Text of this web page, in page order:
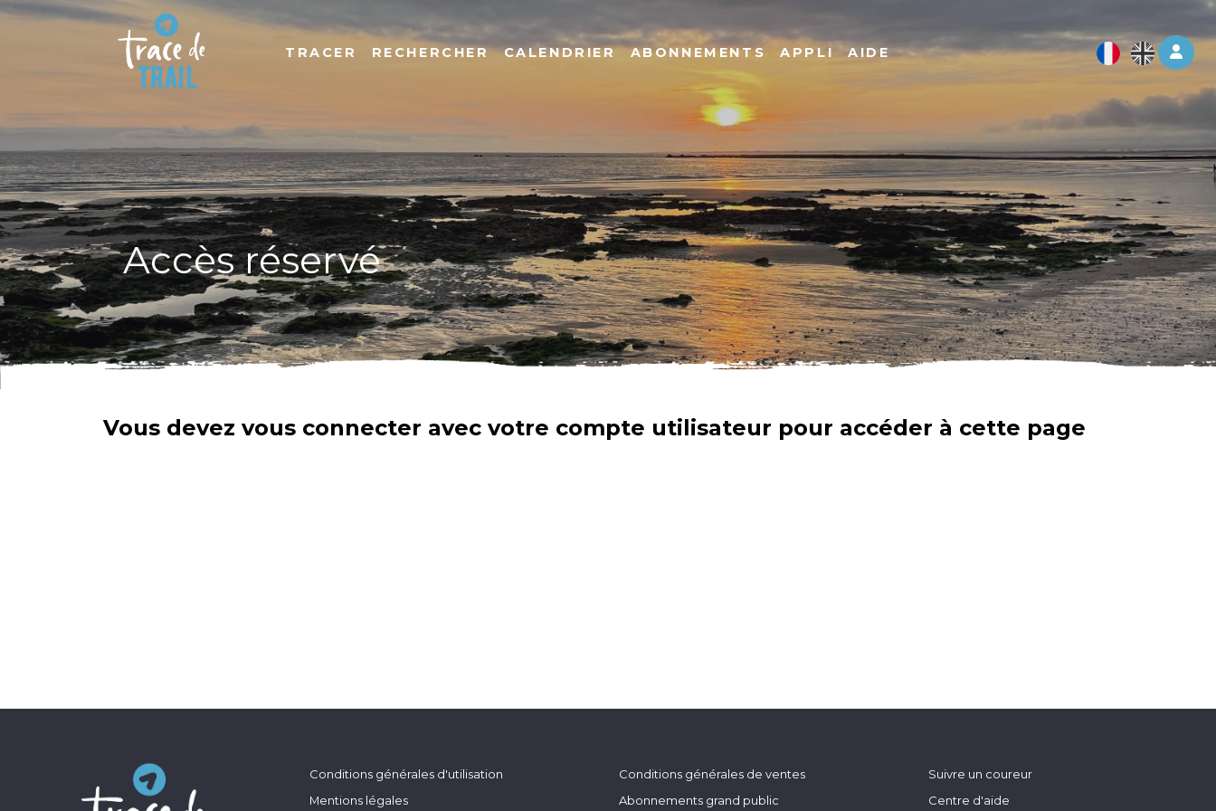
Log
TRACER RECHERCHER CALENDRIER ABONNEMENTS APPLI AIDE
Accès réservé
Vous devez vous connecter avec votre compte utilisateur pour accéder à cette page
Conditions générales d'utilisation
Mentions légales
Conditions générales de ventes
Abonnements grand public
Suivre un coureur
Centre d'aide